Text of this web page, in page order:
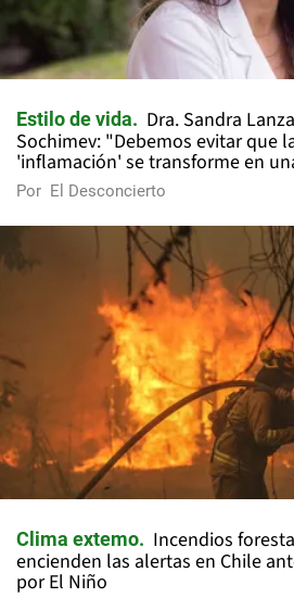
Estilo de vida
Dra. Sandra
Sochimev: "Debemos evitar que
'inflamación' se transforme en
Por El Desconcierto
Clima extemo
Incendios
encienden las alertas en Chile
por El Niño